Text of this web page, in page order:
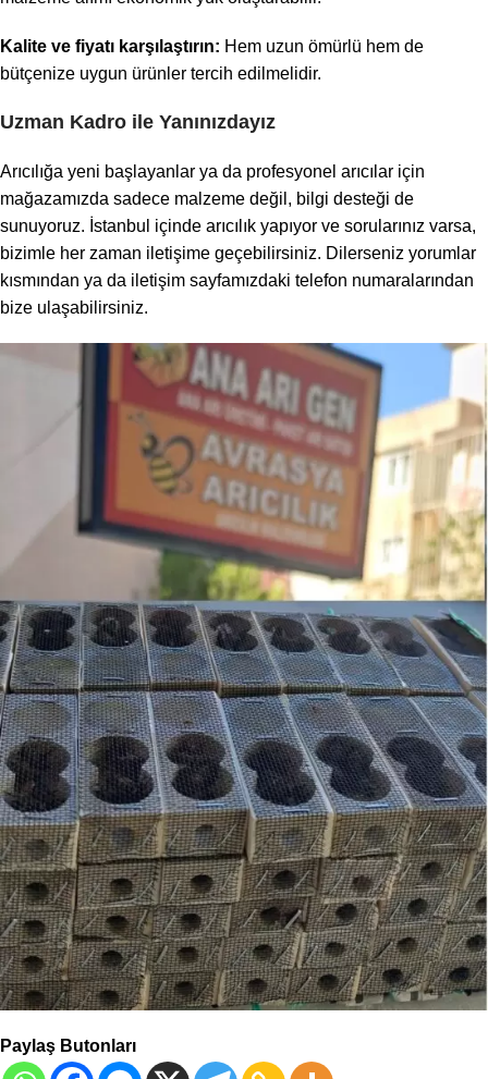
Kalite ve fiyatı karşılaştırın: Hem uzun ömürlü hem de
bütçenize uygun ürünler tercih edilmelidir.
Uzman Kadro ile Yanınızdayız
Arıcılığa yeni başlayanlar ya da profesyonel arıcılar için
mağazamızda sadece malzeme değil, bilgi desteği de
sunuyoruz. İstanbul içinde arıcılık yapıyor ve sorularınız varsa,
bizimle her zaman iletişime geçebilirsiniz. Dilerseniz yorumlar
kısmından ya da iletişim sayfamızdaki telefon numaralarından
bize ulaşabilirsiniz.
Paylaş Butonları